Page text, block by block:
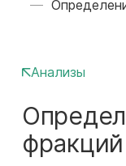
Анализы
фракций